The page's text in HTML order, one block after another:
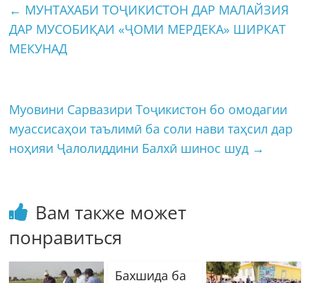
← МУНТАХАБИ ТОҶИКИСТОН ДАР МАЛАЙЗИЯ
ДАР МУСОБИҚАИ «ҶОМИ МЕРДЕКА» ШИРКАТ
МЕКУНАД
Муовини Сарвазири Тоҷикистон бо омодагии
муассисаҳои таълимӣ ба соли нави таҳсил дар
ноҳияи Ҷалолиддини Балхӣ шинос шуд →
Вам также может
понравиться
Бахшида ба